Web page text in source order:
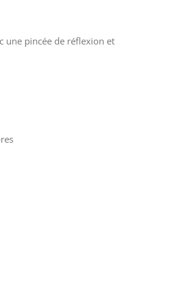
une pincée de réflexion et